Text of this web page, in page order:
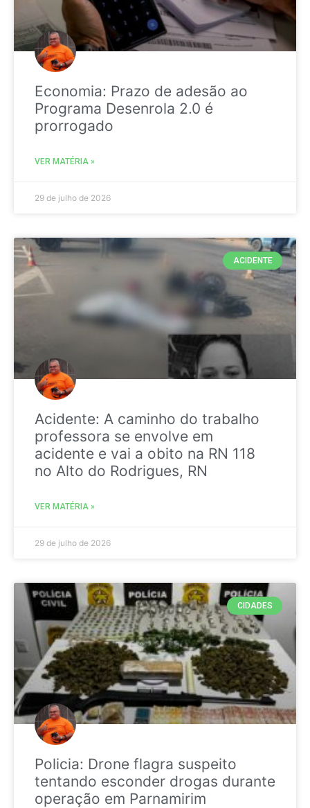
Economia: Prazo de adesão ao
Programa Desenrola 2.0 é
prorrogado
VER MATÉRIA »
29 de julho de 2026
ACIDENTE
Acidente: A caminho do trabalho
professora se envolve em
acidente e vai a obito na RN 118
no Alto do Rodrigues, RN
VER MATÉRIA »
29 de julho de 2026
CIDADES
Policia: Drone flagra suspeito
tentando esconder drogas durante
operação em Parnamirim